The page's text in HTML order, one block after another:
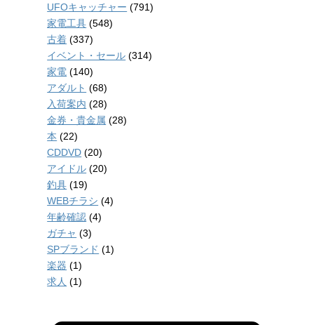
UFOキャッチャー (791)
家電工具 (548)
古着 (337)
イベント・セール (314)
家電 (140)
アダルト (68)
入荷案内 (28)
金券・貴金属 (28)
本 (22)
CDDVD (20)
アイドル (20)
釣具 (19)
WEBチラシ (4)
年齢確認 (4)
ガチャ (3)
SPブランド (1)
楽器 (1)
求人 (1)